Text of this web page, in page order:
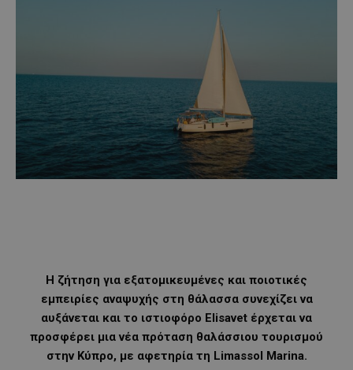
Η ζήτηση για εξατομικευμένες και ποιοτικές
εμπειρίες αναψυχής στη θάλασσα συνεχίζει να
αυξάνεται και το ιστιοφόρο Elisavet έρχεται να
προσφέρει μια νέα πρόταση θαλάσσιου τουρισμού
στην Κύπρο, με αφετηρία τη Limassol Marina.